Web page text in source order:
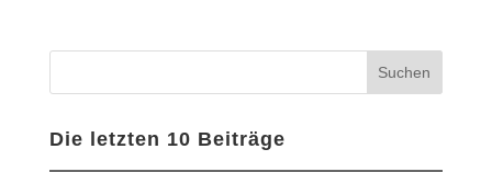
Suchen
Die letzten 10 Beiträge